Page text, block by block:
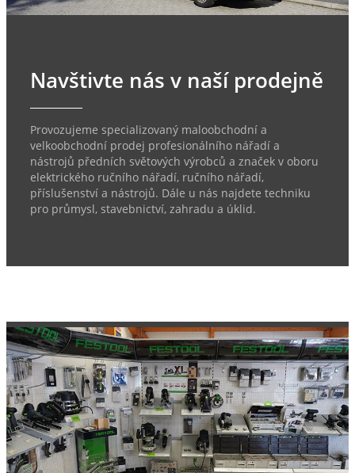
Navštivte nás v naší prodejně
Provozujeme specializovaný maloobchodní a
velkoobchodní prodej profesionálního nářadí a
nástrojů předních světových výrobců a značek v oboru
elektrického ručního nářadí, ručního nářadí,
příslušenství a nástrojů. Dále u nás najdete techniku
pro průmysl, stavebnictví, zahradu a úklid.